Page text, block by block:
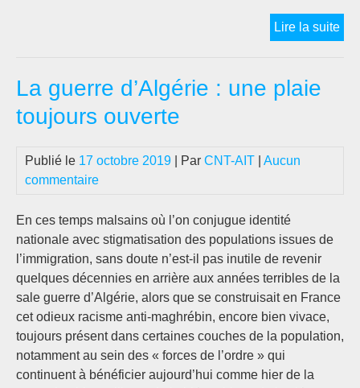
Lire la suite
La guerre d’Algérie : une plaie
toujours ouverte
Publié le 17 octobre 2019 | Par CNT-AIT
Aucun
commentaire
En ces temps malsains où l’on conjugue identité
nationale avec stigmatisation des populations issues de
l’immigration, sans doute n’est-il pas inutile de revenir
quelques décennies en arrière aux années terribles de la
sale guerre d’Algérie, alors que se construisait en France
cet odieux racisme anti-maghrébin, encore bien vivace,
toujours présent dans certaines couches de la population,
notamment au sein des « forces de l’ordre » qui
continuent à bénéficier aujourd’hui comme hier de la